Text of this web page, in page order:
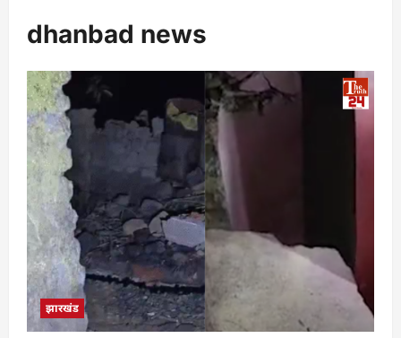
dhanbad news
झारखंड